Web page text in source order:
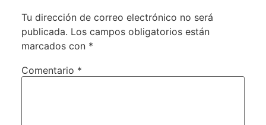
Tu dirección de correo electrónico no será
publicada. Los campos obligatorios están
marcados con *
Comentario *